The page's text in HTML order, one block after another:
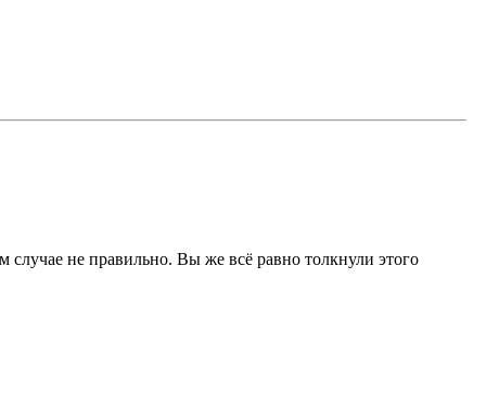
случае не правильно. Вы же всё равно толкнули этого